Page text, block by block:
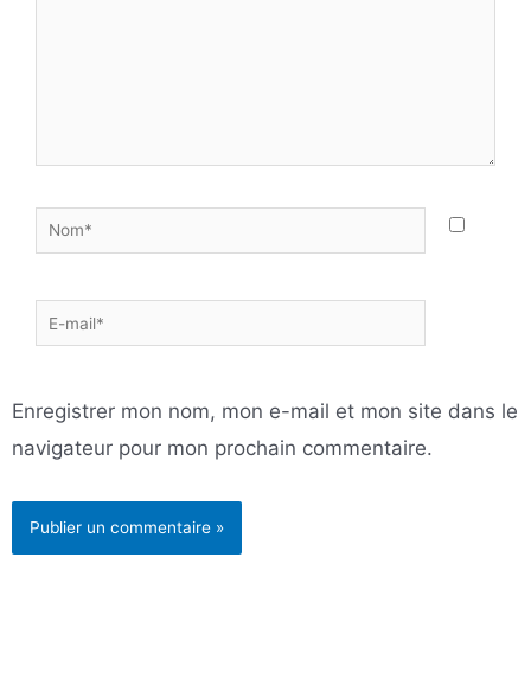
Nom*
E-
mail*
Enregistrer mon nom, mon e-mail et mon site dans le
navigateur pour mon prochain commentaire.